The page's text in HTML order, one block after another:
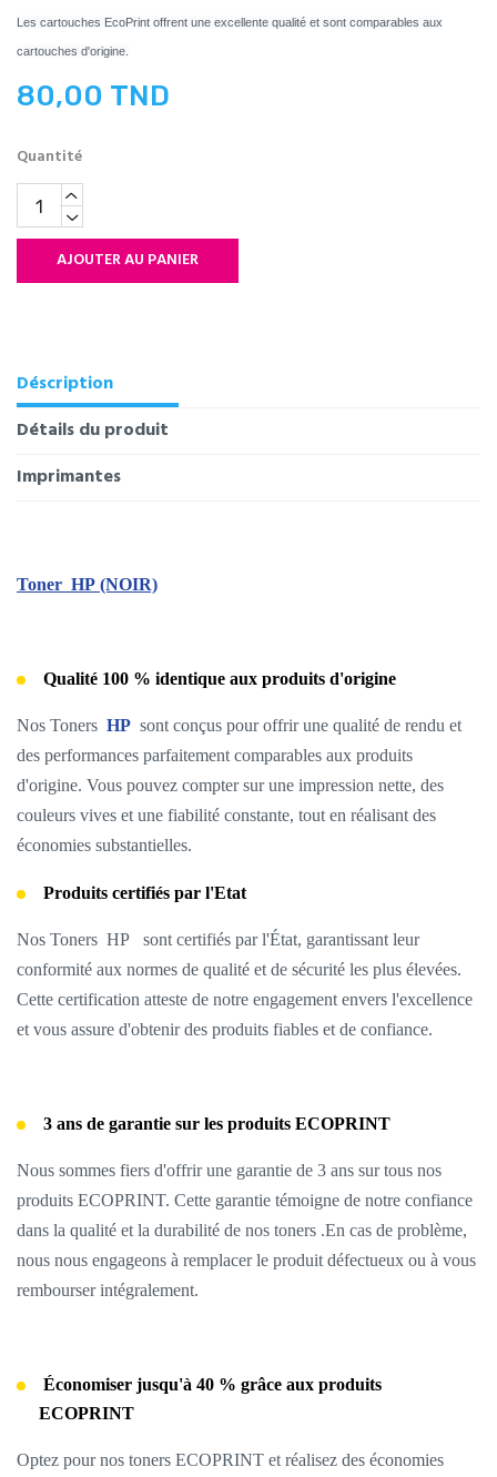
Les cartouches EcoPrint offrent une excellente qualité et sont comparables aux
cartouches d'origine.
80,00 TND
Quantité
AJOUTER AU PANIER
Déscription
Détails du produit
Imprimantes
Toner HP (NOIR)
Qualité 100 % identique aux produits d'origine
Nos Toners HP sont conçus pour offrir une qualité de rendu et
des performances parfaitement comparables aux produits
d'origine. Vous pouvez compter sur une impression nette, des
couleurs vives et une fiabilité constante, tout en réalisant des
économies substantielles.
Produits certifiés par l'Etat
Nos Toners HP
sont certifiés par l'État, garantissant leur
conformité aux normes de qualité et de sécurité les plus élevées.
Cette certification atteste de notre engagement envers l'excellence
et vous assure d'obtenir des produits fiables et de confiance.
3 ans de garantie sur les produits ECOPRINT
Nous sommes fiers d'offrir une garantie de 3 ans sur tous nos
produits ECOPRINT. Cette garantie témoigne de notre confiance
dans la qualité et la durabilité de nos toners .En cas de problème,
nous nous engageons à remplacer le produit défectueux ou à vous
rembourser intégralement.
Économiser jusqu'à 40 % grâce aux produits
ECOPRINT
Optez pour nos toners ECOPRINT et réalisez des économies